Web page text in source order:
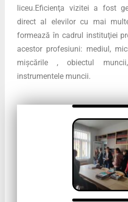
liceu.Eficienţa vizitei a fost
direct al elevilor cu mai
formează în cadrul instituţiei
acestor profesiuni: mediul,
mişcările , obiectul
instrumentele muncii.